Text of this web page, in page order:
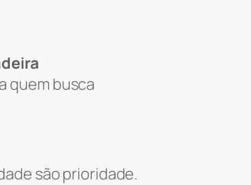
quem busca
são prioridade.